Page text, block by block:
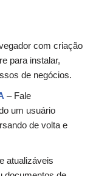
com criação
para instalar,
de negócios.
– Fale
um usuário
de volta e
atualizáveis